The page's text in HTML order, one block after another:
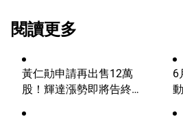
閱讀更多
黃仁勛申請再出售12萬
股！輝達漲勢即將告終？
6